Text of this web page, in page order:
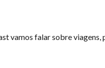
vamos falar sobre viagens,